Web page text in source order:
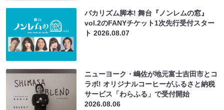
バカリズム脚本! 舞台『ノンレムの窓』
vol.2のFANYチケット1次先行受付スター
ト2026.08.07
ニューヨーク・嶋佐が地元富士吉田市とコ
ラボ! オリジナルコーヒーがふるさと納税
サービス「わらふる」で受付開始
2026.08.06